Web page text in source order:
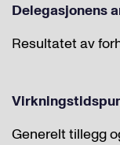
Delegasjonens
Resultatet av
Generelt tillegg